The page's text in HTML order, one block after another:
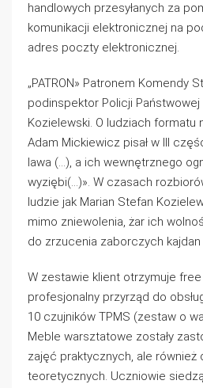
handlowych przesyłanych za
komunikacji elektronicznej na
adres poczty elektronicznej.
„PATRON» Patronem Komendy
podinspektor Policji Państwowej
Kozielewski. O ludziach formatu
Adam Mickiewicz pisał w III
lawa (…), a ich wewnętrznego
wyziębi(…)». W czasach
ludzie jak Marian Stefan
mimo zniewolenia, żar ich
do zrzucenia zaborczych
W zestawie klient otrzymuje
profesjonalny przyrząd do
10 czujników TPMS (zestaw o
Meble warsztatowe zostały
zajęć praktycznych, ale również
teoretycznych. Uczniowie